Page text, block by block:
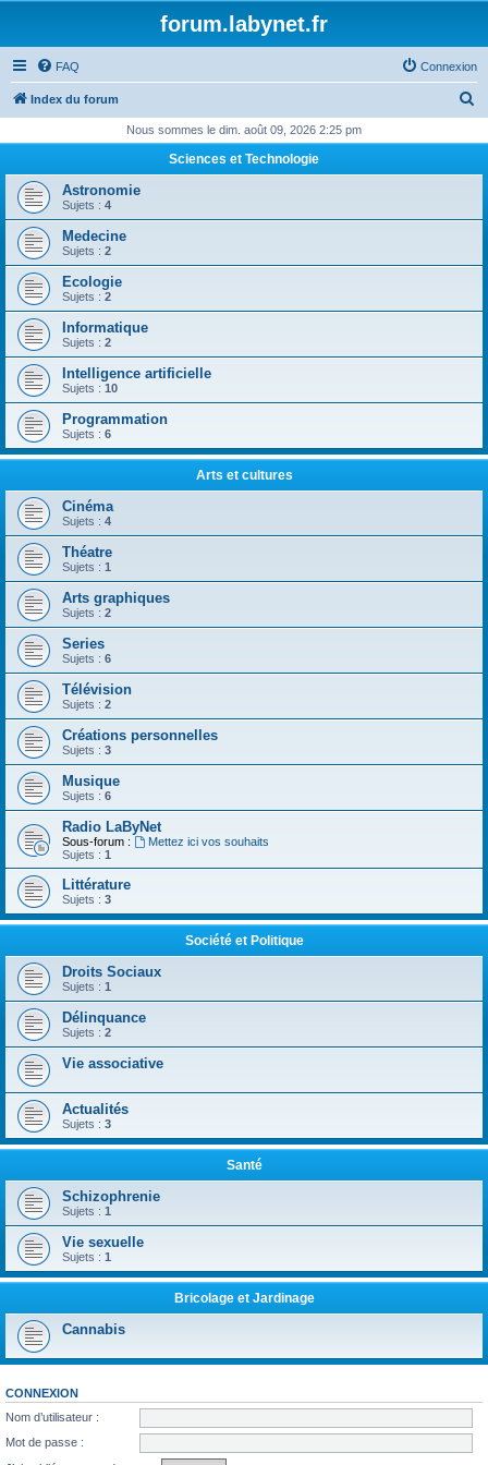
forum.labynet.fr
FAQ Connexion
Index du forum
h
Nous sommes le dim. août 09, 2026 2:25 pm
Sciences et Technologie
Astronomie
Sujets : 4
Medecine
Sujets : 2
Ecologie
Sujets : 2
Informatique
Sujets : 2
Intelligence artificielle
Sujets : 10
Programmation
Sujets : 6
Arts et cultures
Cinéma
Sujets : 4
Théatre
Sujets : 1
Arts graphiques
Sujets : 2
Series
Sujets : 6
Télévision
Sujets : 2
Créations personnelles
Sujets : 3
Musique
Sujets : 6
Radio LaByNet
Sous-forum :
Mettez ici vos souhaits
Sujets : 1
Littérature
Sujets : 3
Société et Politique
Droits Sociaux
Sujets : 1
Délinquance
Sujets : 2
Vie associative
Actualités
Sujets : 3
Santé
Schizophrenie
Sujets : 1
Vie sexuelle
Sujets : 1
Bricolage et Jardinage
Cannabis
CONNEXION
Nom d’utilisateur :
Mot de passe :